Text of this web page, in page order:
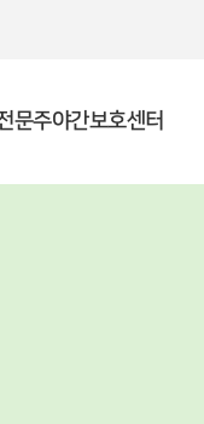
문주야간보호센터